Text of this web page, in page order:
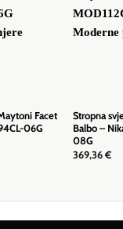
Facet
06G
Stropna
Balbo –
08G
369,36 €